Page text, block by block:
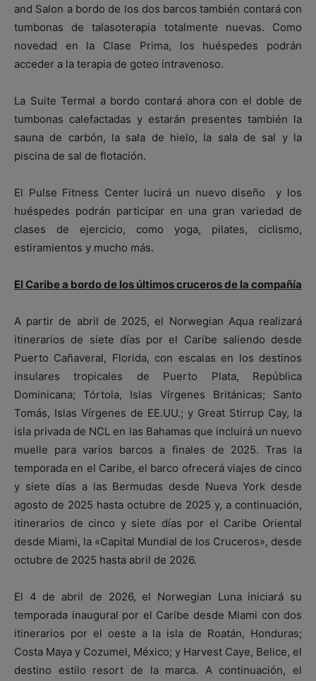
and Salon a bordo de los dos barcos también contará con
tumbonas de talasoterapia totalmente nuevas. Como
novedad en la Clase Prima, los huéspedes podrán
acceder a la terapia de goteo intravenoso.
La Suite Termal a bordo contará ahora con el doble de
tumbonas calefactadas y estarán presentes también la
sauna de carbón, la sala de hielo, la sala de sal y la
piscina de sal de flotación.
El Pulse Fitness Center lucirá un nuevo diseño y los
huéspedes podrán participar en una gran variedad de
clases de ejercicio, como yoga, pilates, ciclismo,
estiramientos y mucho más.
El Caribe a bordo de los últimos cruceros de la compañía
A partir de abril de 2025, el Norwegian Aqua realizará
itinerarios de siete días por el Caribe saliendo desde
Puerto Cañaveral, Florida, con escalas en los destinos
insulares tropicales de Puerto Plata, República
Dominicana; Tórtola, Islas Vírgenes Británicas; Santo
Tomás, Islas Vírgenes de EE.UU.; y Great Stirrup Cay, la
isla privada de NCL en las Bahamas que incluirá un nuevo
muelle para varios barcos a finales de 2025. Tras la
temporada en el Caribe, el barco ofrecerá viajes de cinco
y siete días a las Bermudas desde Nueva York desde
agosto de 2025 hasta octubre de 2025 y, a continuación,
itinerarios de cinco y siete días por el Caribe Oriental
desde Miami, la «Capital Mundial de los Cruceros», desde
octubre de 2025 hasta abril de 2026.
El 4 de abril de 2026, el Norwegian Luna iniciará su
temporada inaugural por el Caribe desde Miami con dos
itinerarios por el oeste a la isla de Roatán, Honduras;
Costa Maya y Cozumel, México; y Harvest Caye, Belice, el
destino estilo resort de la marca. A continuación, el